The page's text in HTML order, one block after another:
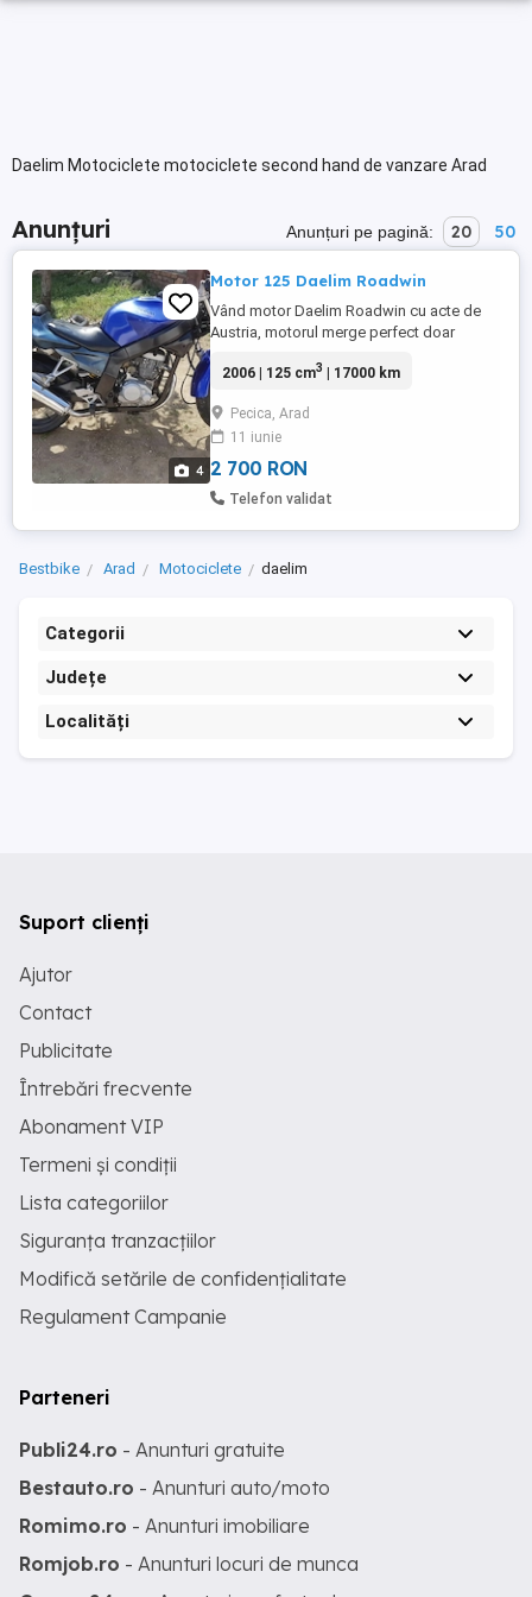
Daelim Motociclete motociclete second hand de vanzare Arad
Anunțuri Anunțuri pe pagină: 20 50
4
Motor 125 Daelim Roadwin
Vând motor Daelim Roadwin cu acte de
Austria, motorul merge perfect doar
eu l am folosit pe camp și frâna la picior
2006 | 125 cm3 | 17000 km
Pecica, Arad
11 iunie
2 700 RON
Telefon validat
Bestbike Arad Motociclete daelim
Categorii
Județe
Localități
Suport clienți
Ajutor
Contact
Publicitate
Întrebări frecvente
Abonament VIP
Termeni și condiții
Lista categoriilor
Siguranța tranzacțiilor
Modifică setările de confidențialitate
Regulament Campanie
Parteneri
Publi24.ro - Anunturi gratuite
Bestauto.ro - Anunturi auto/moto
Romimo.ro - Anunturi imobiliare
Romjob.ro - Anunturi locuri de munca